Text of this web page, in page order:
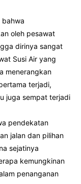
bahwa
oleh pesawat
dirinya sangat
Susi Air yang
menerangkan
terjadi,
juga sempat terjadi
pendekatan
jalan dan pilihan
sejatinya
kemungkinan
penanganan